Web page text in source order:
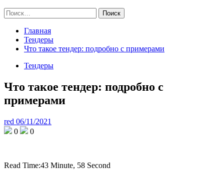
Найти:
Главная
Тендеры
Что такое тендер: подробно с примерами
Тендеры
Что такое тендер: подробно с
примерами
red 06/11/2021
0
0
Read Time:43 Minute, 58 Second